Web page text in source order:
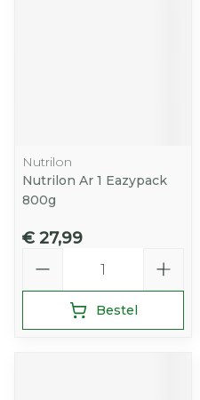
Nutrilon
Nutrilon Ar 1 Eazypack
800g
€ 27,99
Bestel